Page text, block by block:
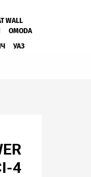
WALL
OMODA
УАЗ
4